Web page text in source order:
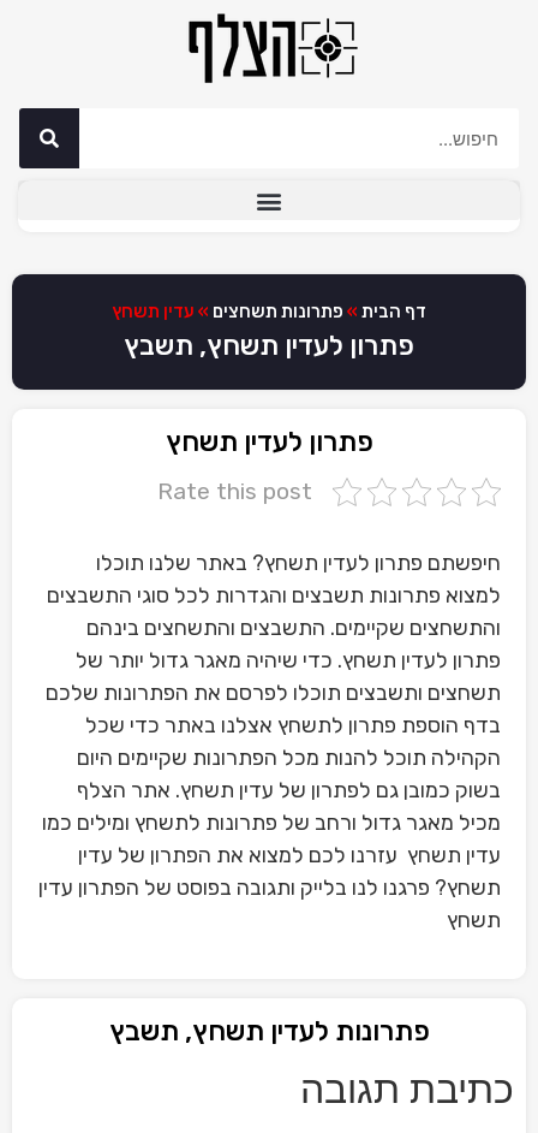
דף הבית » פתרונות תשחצים » עדין תשחץ
פתרון לעדין תשחץ, תשבץ
פתרון לעדין תשחץ
Rate this post
חיפשתם פתרון לעדין תשחץ? באתר שלנו תוכלו
למצוא פתרונות תשבצים והגדרות לכל סוגי התשבצים
והתשחצים שקיימים. התשבצים והתשחצים בינהם
פתרון לעדין תשחץ. כדי שיהיה מאגר גדול יותר של
תשחצים ותשבצים תוכלו לפרסם את הפתרונות שלכם
בדף הוספת פתרון לתשחץ אצלנו באתר כדי שכל
הקהילה תוכל להנות מכל הפתרונות שקיימים היום
בשוק כמובן גם לפתרון של עדין תשחץ. אתר הצלף
מכיל מאגר גדול ורחב של פתרונות לתשחץ ומילים כמו
עדין תשחץ עזרנו לכם למצוא את הפתרון של עדין
תשחץ? פרגנו לנו בלייק ותגובה בפוסט של הפתרון עדין
תשחץ
פתרונות לעדין תשחץ, תשבץ
כתיבת תגובה